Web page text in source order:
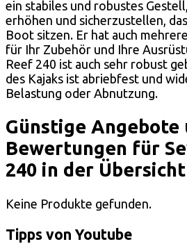
ein stabiles und robustes
erhöhen und sicherzustellen,
Boot sitzen. Er hat auch
für Ihr Zubehör und Ihre
Reef 240 ist auch sehr robust
des Kajaks ist abriebfest und
Belastung oder Abnutzung.
Günstige Angebote
Bewertungen für
240 in der Übersicht
Keine Produkte gefunden.
Tipps von Youtube